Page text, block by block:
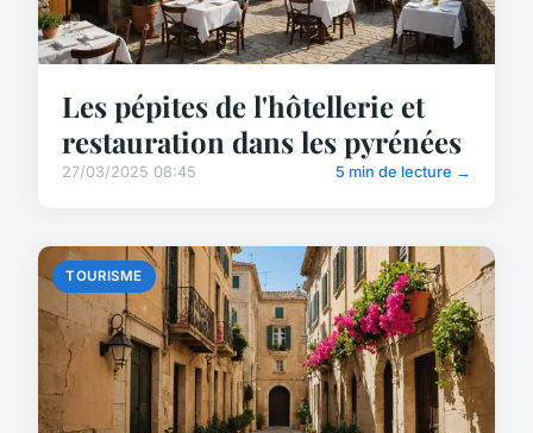
Les pépites de l'hôtellerie et
restauration dans les pyrénées
27/03/2025 08:45 5 min de lecture →
TOURISME